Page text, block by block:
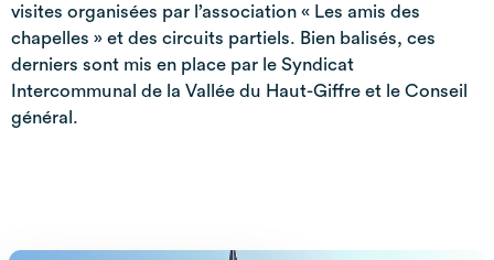
visites organisées par l’association « Les amis des
chapelles » et des circuits partiels. Bien balisés, ces
derniers sont mis en place par le Syndicat
Intercommunal de la Vallée du Haut-Giffre et le Conseil
général.